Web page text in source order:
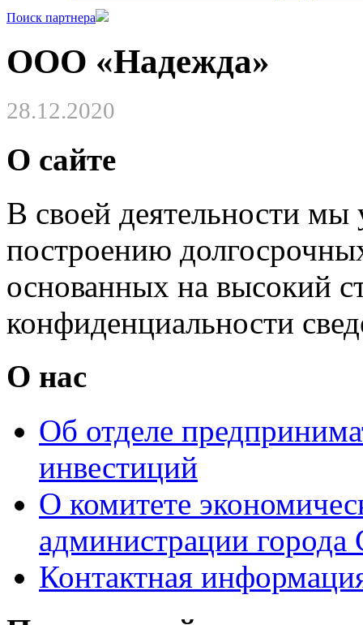
Поиск партнера
ООО «Надежда»
28.12.2020
О сайте
В своей деятельности
построению
основанных на высокий
конфиденциальности
О нас
Об отделе
инвестиций
О комитете
администрации города
Контактная